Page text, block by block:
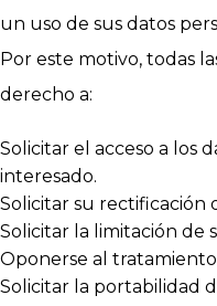
un uso de sus datos
Por este motivo, todas
derecho a:
Solicitar el acceso a los
interesado.
Solicitar su rectificación
Solicitar la limitación de
Oponerse al
Solicitar la portabilidad